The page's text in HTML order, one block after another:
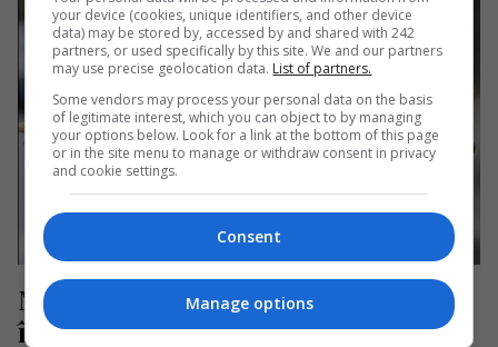
Microbuz cu români care se
întorceau în țară, blocat în
your device (cookies, unique identifiers, and other device
data) may be stored by, accessed by and shared with 242
partners, or used specifically by this site. We and our partners
may use precise geolocation data. List of partners.
Some vendors may process your personal data on the basis
of legitimate interest, which you can object to by managing
your options below. Look for a link at the bottom of this page
or in the site menu to manage or withdraw consent in privacy
and cookie settings.
Consent
Manage options